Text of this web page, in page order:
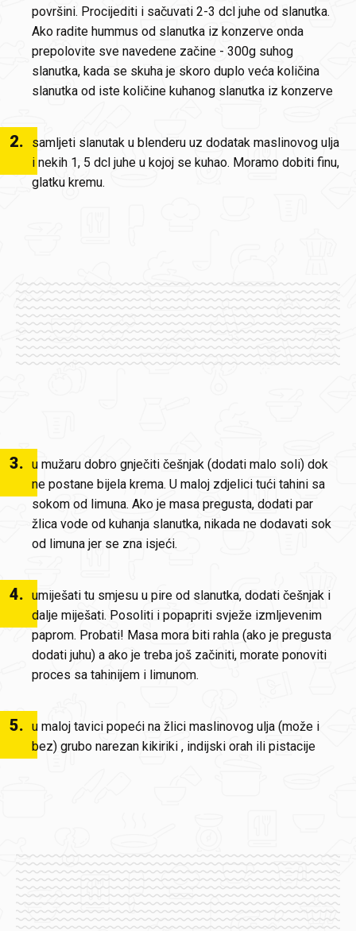
površini. Procijediti i sačuvati 2-3 dcl juhe od slanutka.
Ako radite hummus od slanutka iz konzerve onda
prepolovite sve navedene začine - 300g suhog
slanutka, kada se skuha je skoro duplo veća količina
slanutka od iste količine kuhanog slanutka iz konzerve
2.
samljeti slanutak u blenderu uz dodatak maslinovog ulja
i nekih 1, 5 dcl juhe u kojoj se kuhao. Moramo dobiti finu,
glatku kremu.
3. u mužaru dobro gnječiti češnjak (dodati malo soli) dok
ne postane bijela krema. U maloj zdjelici tući tahini sa
sokom od limuna. Ako je masa pregusta, dodati par
žlica vode od kuhanja slanutka, nikada ne dodavati sok
od limuna jer se zna isjeći.
4. umiješati tu smjesu u pire od slanutka, dodati češnjak i
dalje miješati. Posoliti i popapriti svježe izmljevenim
paprom. Probati! Masa mora biti rahla (ako je pregusta
dodati juhu) a ako je treba još začiniti, morate ponoviti
proces sa tahinijem i limunom.
5. u maloj tavici popeći na žlici maslinovog ulja (može i
bez) grubo narezan kikiriki , indijski orah ili pistacije